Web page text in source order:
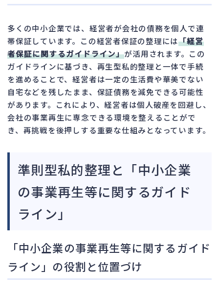
多くの中小企業では、経営者が会社の債務を個人で連
帯保証しています。この経営者保証の整理には「経営
者保証に関するガイドライン」が活用されます。この
ガイドラインに基づき、再生型私的整理と一体で手続
を進めることで、経営者は一定の生活費や華美でない
自宅などを残したまま、保証債務を減免できる可能性
があります。これにより、経営者は個人破産を回避し、
会社の事業再生に専念できる環境を整えることがで
き、再挑戦を後押しする重要な仕組みとなっています。
準則型私的整理と「中小企業
の事業再生等に関するガイド
ライン」
「中小企業の事業再生等に関するガイド
ライン」の役割と位置づけ